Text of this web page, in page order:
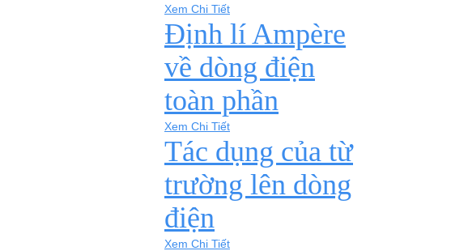
Xem Chi Tiết
Định lí Ampère
về dòng điện
toàn phần
Xem Chi Tiết
Tác dụng của từ
trường lên dòng
điện
Xem Chi Tiết